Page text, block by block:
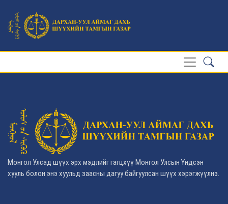
Монгол Улсад шүүх эрх мэдлийг гагцхүү Монгол Улсын Үндсэн
хууль болон энэ хуульд заасны дагуу байгуулсан шүүх хэрэгжүүлнэ.